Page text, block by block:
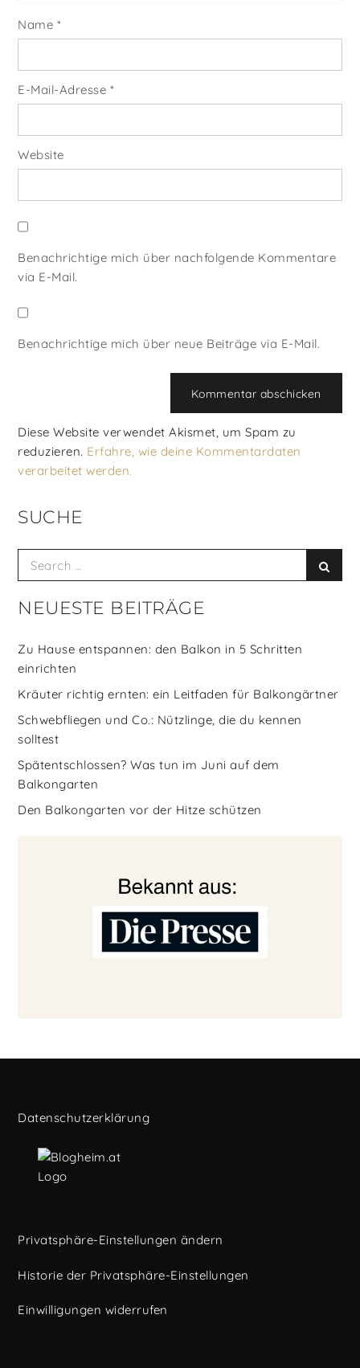
Name *
E-Mail-Adresse *
Website
Benachrichtige mich über nachfolgende Kommentare
via E-Mail.
Benachrichtige mich über neue Beiträge via E-Mail.
Diese Website verwendet Akismet, um Spam zu
reduzieren. Erfahre, wie deine Kommentardaten
verarbeitet werden.
SUCHE
Search
for:
NEUESTE BEITRÄGE
Zu Hause entspannen: den Balkon in 5 Schritten
einrichten
Kräuter richtig ernten: ein Leitfaden für Balkongärtner
Schwebfliegen und Co.: Nützlinge, die du kennen
solltest
Spätentschlossen? Was tun im Juni auf dem
Balkongarten
Den Balkongarten vor der Hitze schützen
Datenschutzerklärung
Privatsphäre-Einstellungen ändern
Historie der Privatsphäre-Einstellungen
Einwilligungen widerrufen